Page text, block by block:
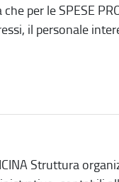
per le SPESE
il personale
Struttura